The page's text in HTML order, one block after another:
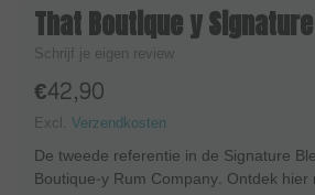
That Boutique y
Schrijf je eigen review
€42,90
Excl. Verzendkosten
De tweede referentie in de Signature
Boutique-y Rum Company. Ontdek hier